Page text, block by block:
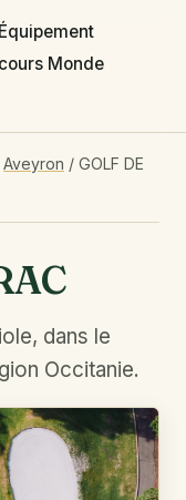
Monde
Aveyron / GOLF DE
dans le
Occitanie.